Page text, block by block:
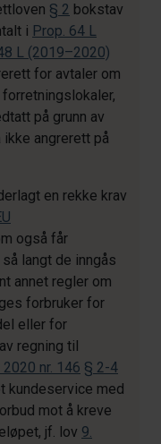
§ 2 bokstav
i Prop. 64 L
L (2019–2020)
for avtaler om
på grunn av
angrerett på
en rekke krav
også får
langt de inngås
annet regler om
forbruker for
eller for
regning til
nr. 146 § 2-4
kundeservice med
mot å kreve
jf. lov 9.